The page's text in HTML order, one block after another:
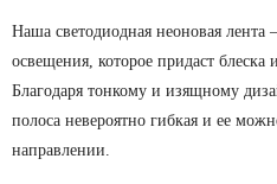
Наша светодиодная неоновая
освещения, которое придаст блеска
Благодаря тонкому и изящному
полоса невероятно гибкая и ее
направлении.